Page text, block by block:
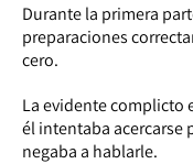
Durante la primera
preparaciones
cero.
La evidente complicto
él intentaba acercarse
negaba a hablarle.